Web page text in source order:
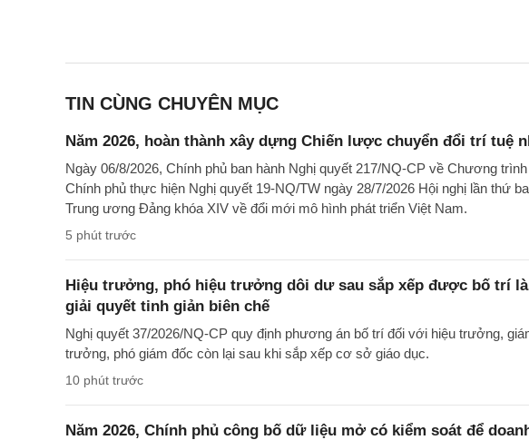
TIN CÙNG CHUYÊN MỤC
Năm 2026, hoàn thành xây dựng Chiến lược chuyển đổi trí tuệ
Ngày 06/8/2026, Chính phủ ban hành Nghị quyết 217/NQ-CP về Chương
Chính phủ thực hiện Nghị quyết 19-NQ/TW ngày 28/7/2026 Hội nghị lần thứ
Trung ương Đảng khóa XIV về đổi mới mô hình phát triển Việt Nam.
5 phút trước
Hiệu trưởng, phó hiệu trưởng dôi dư sau sắp xếp được bố trí
giải quyết tinh giản biên chế
Nghị quyết 37/2026/NQ-CP quy định phương án bố trí đối với hiệu trưởng,
trưởng, phó giám đốc còn lại sau khi sắp xếp cơ sở giáo dục.
10 phút trước
Năm 2026, Chính phủ công bố dữ liệu mở có kiểm soát để